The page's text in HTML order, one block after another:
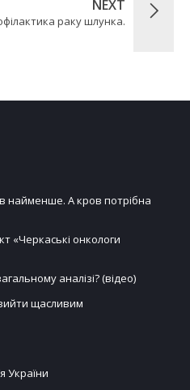
NEXT
раку шлунка.
найменше. А кров потрібна
«Черкаські онкологи
аналізі? (відео)
вийти щасливим
України